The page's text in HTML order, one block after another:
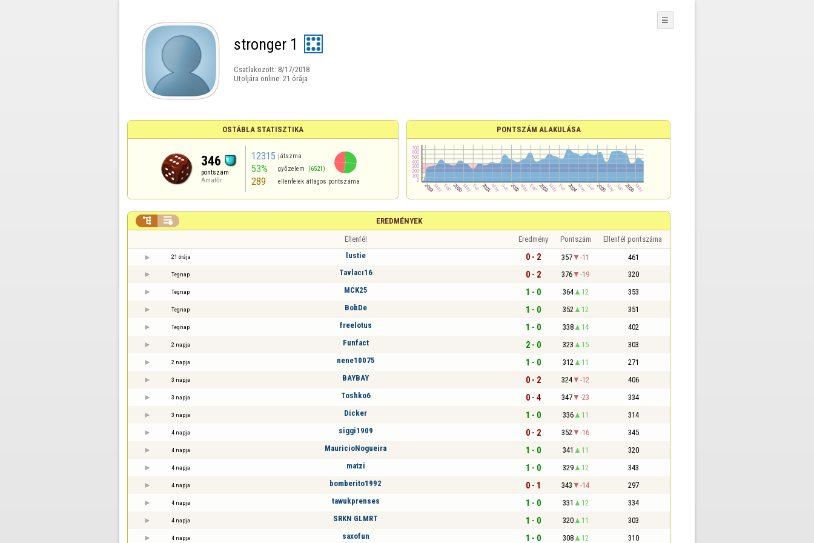
stronger 1
Csatlakozott: 8/17/2018
Utoljára online: 21 órája
☰
OSTÁBLA STATISZTIKA
346
pontszám
Amatőr
12315 játszma
53% győzelem (6521)
289 ellenfelek átlagos pontszáma
PONTSZÁM ALAKULÁSA
EREDMÉNYEK
 
Ellenfél Eredmény Pontszám Ellenfél pontszáma
21 órája lustie 0 - 2 357 -11 461
Tegnap Tavlacı16 0 - 2 376 -19 320
Tegnap MCK25 1 - 0 364 12 353
Tegnap BobDe 1 - 0 352 12 351
Tegnap freelotus 1 - 0 338 14 402
2 napja Funfact 2 - 0 323 15 303
2 napja nene10075 1 - 0 312 11 271
3 napja BAYBAY 0 - 2 324 -12 406
3 napja Toshko6 0 - 4 347 -23 334
3 napja Dicker 1 - 0 336 11 314
4 napja siggi1909 0 - 2 352 -16 345
4 napja MauricioNogueira 1 - 0 341 11 320
4 napja matzi 1 - 0 329 12 343
4 napja bomberito1992 0 - 1 343 -14 297
4 napja tawukprenses 1 - 0 331 12 334
4 napja SRKN GLMRT 1 - 0 320 11 303
4 napja saxofun 1 - 0 308 12 310